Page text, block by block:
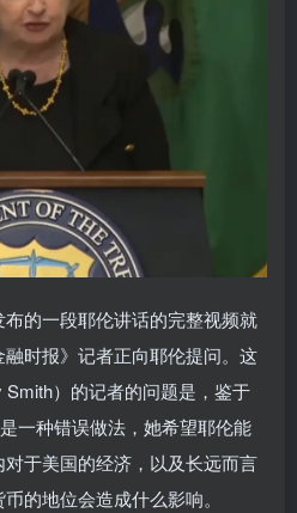
的一段耶伦讲话的完整视频就
时报》记者正向耶伦提问。这
Smith）的记者的问题是，鉴于
一种错误做法，她希望耶伦能
于美国的经济，以及长远而言
的地位会造成什么影响。